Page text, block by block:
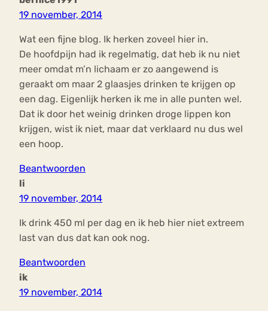
19 november, 2014
Wat een fijne blog. Ik herken zoveel hier in.
De hoofdpijn had ik regelmatig, dat heb ik nu niet
meer omdat m’n lichaam er zo aangewend is
geraakt om maar 2 glaasjes drinken te krijgen op
een dag. Eigenlijk herken ik me in alle punten wel.
Dat ik door het weinig drinken droge lippen kon
krijgen, wist ik niet, maar dat verklaard nu dus wel
een hoop.
Beantwoorden
li
19 november, 2014
Ik drink 450 ml per dag en ik heb hier niet extreem
last van dus dat kan ook nog.
Beantwoorden
ik
19 november, 2014